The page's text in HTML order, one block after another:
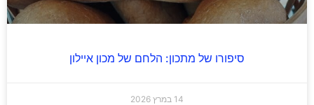
סיפורו של מתכון: הלחם של מכון איילון
14 במרץ 2026